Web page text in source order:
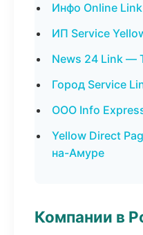
Инфо Online
ИП Service
News 24 Link —
Город Service
ООО Info
Yellow Direct
на-Амуре
Компании в